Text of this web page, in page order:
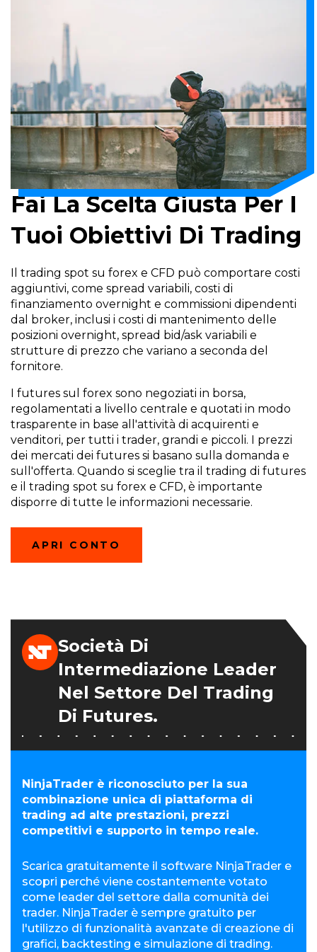
Fai La Scelta Giusta Per I
Tuoi Obiettivi Di Trading
Il trading spot su forex e CFD può comportare costi
aggiuntivi, come spread variabili, costi di
finanziamento overnight e commissioni dipendenti
dal broker, inclusi i costi di mantenimento delle
posizioni overnight, spread bid/ask variabili e
strutture di prezzo che variano a seconda del
fornitore.
I futures sul forex sono negoziati in borsa,
regolamentati a livello centrale e quotati in modo
trasparente in base all'attività di acquirenti e
venditori, per tutti i trader, grandi e piccoli. I prezzi
dei mercati dei futures si basano sulla domanda e
sull'offerta. Quando si sceglie tra il trading di futures
e il trading spot su forex e CFD, è importante
disporre di tutte le informazioni necessarie.
APRI CONTO
Società Di
Intermediazione Leader
Nel Settore Del Trading
Di Futures.
NinjaTrader è riconosciuto per la sua
combinazione unica di piattaforma di
trading ad alte prestazioni, prezzi
competitivi e supporto in tempo reale.
Scarica gratuitamente il software NinjaTrader e
scopri perché viene costantemente votato
come leader del settore dalla comunità dei
trader. NinjaTrader è sempre gratuito per
l'utilizzo di funzionalità avanzate di creazione di
grafici, backtesting e simulazione di trading.